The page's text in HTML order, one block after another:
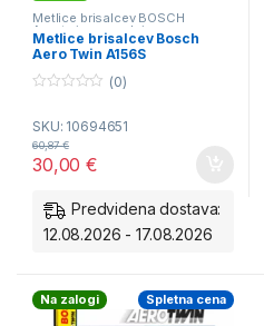
Metlice brisalcev BOSCH
Aerotwin - spredaj
Metlice brisalcev Bosch
Aero Twin A156S
u
t
o
f
(0)
SKU: 10694651
30,00€
60,87€
Predvidena dostava:
12.08.2026 - 17.08.2026
Na zalogi Spletna cena